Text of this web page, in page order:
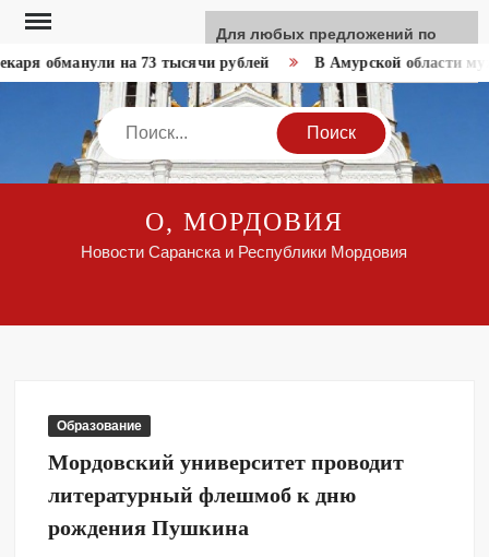
Перейти
содержимому
обманули на 73 тысячи рублей В Амурской области
Search
О, МОРДОВИЯ
Новости Саранска и Республики Мордовия
Образование
Мордовский университет проводит
литературный флешмоб к дню
рождения Пушкина
Для любых предложений по
сайту: like-news@cp9.ru